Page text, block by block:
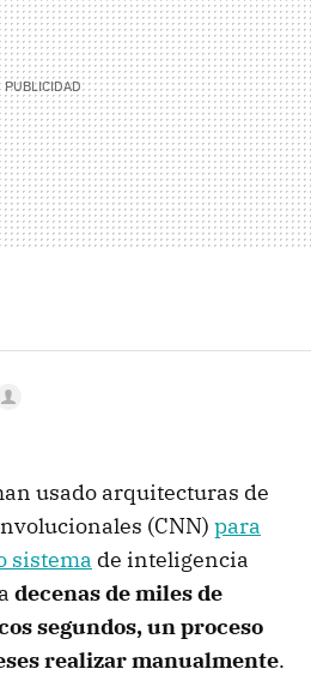
usado arquitecturas de
(CNN) para
sistema de inteligencia
decenas de miles de
segundos, un proceso
realizar manualmente.